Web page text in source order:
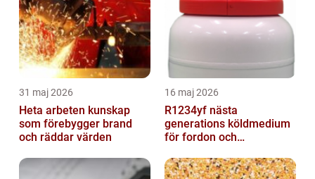
31 maj 2026
Heta arbeten kunskap
som förebygger brand
och räddar värden
16 maj 2026
R1234yf nästa
generations köldmedium
för fordon och